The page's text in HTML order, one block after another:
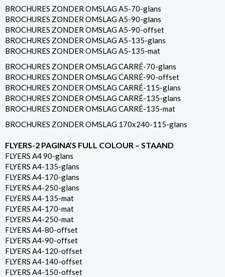
BROCHURES ZONDER OMSLAG A5-70-glans
BROCHURES ZONDER OMSLAG A5-90-glans
BROCHURES ZONDER OMSLAG A5-90-offset
BROCHURES ZONDER OMSLAG A5-135-glans
BROCHURES ZONDER OMSLAG A5-135-mat
BROCHURES ZONDER OMSLAG CARRÉ-70-glans
BROCHURES ZONDER OMSLAG CARRÉ-90-offset
BROCHURES ZONDER OMSLAG CARRÉ-115-glans
BROCHURES ZONDER OMSLAG CARRÉ-135-glans
BROCHURES ZONDER OMSLAG CARRÉ-135-mat
BROCHURES ZONDER OMSLAG 170x240-115-glans
FLYERS-2 PAGINA’S FULL COLOUR – STAAND
FLYERS A4 90-glans
FLYERS A4-135-glans
FLYERS A4-170-glans
FLYERS A4-250-glans
FLYERS A4-135-mat
FLYERS A4-170-mat
FLYERS A4-250-mat
FLYERS A4-80-offset
FLYERS A4-90-offset
FLYERS A4-120-offset
FLYERS A4-140-offset
FLYERS A4-150-offset